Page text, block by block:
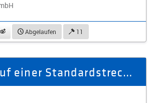
beobachtenAbgelaufen 11
Paddeln auf einer Standardstrecke für 2 Personen